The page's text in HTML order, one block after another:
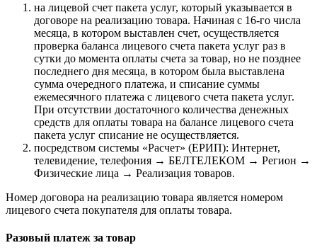
на лицевой счет пакета услуг, который указывается в
договоре на реализацию товара. Начиная с 16-го числа
месяца, в котором выставлен счет, осуществляется
проверка баланса лицевого счета пакета услуг раз в
сутки до момента оплаты счета за товар, но не позднее
последнего дня месяца, в котором была выставлена
сумма очередного платежа, и списание суммы
ежемесячного платежа с лицевого счета пакета услуг.
При отсутствии достаточного количества денежных
средств для оплаты товара на балансе лицевого счета
пакета услуг списание не осуществляется.
посредством системы «Расчет» (ЕРИП): Интернет,
телевидение, телефония → БЕЛТЕЛЕКОМ → Регион →
Физические лица → Реализация товаров.
Номер договора на реализацию товара является номером
лицевого счета покупателя для оплаты товара.
Разовый платеж за товар